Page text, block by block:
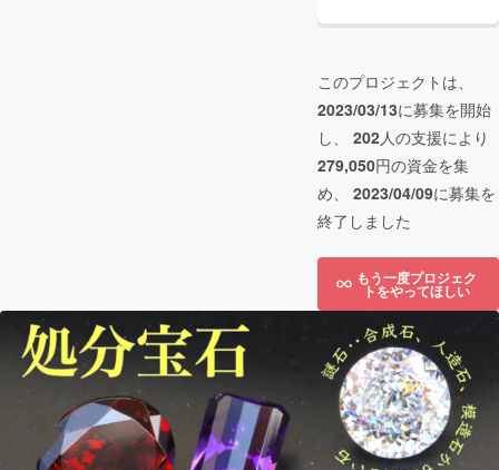
このプロジェクトは、
2023/03/13に募集を開始
し、 202人の支援により
279,050円の資金を集
め、 2023/04/09に募集を
終了しました
もう一度プロジェク
トをやってほしい